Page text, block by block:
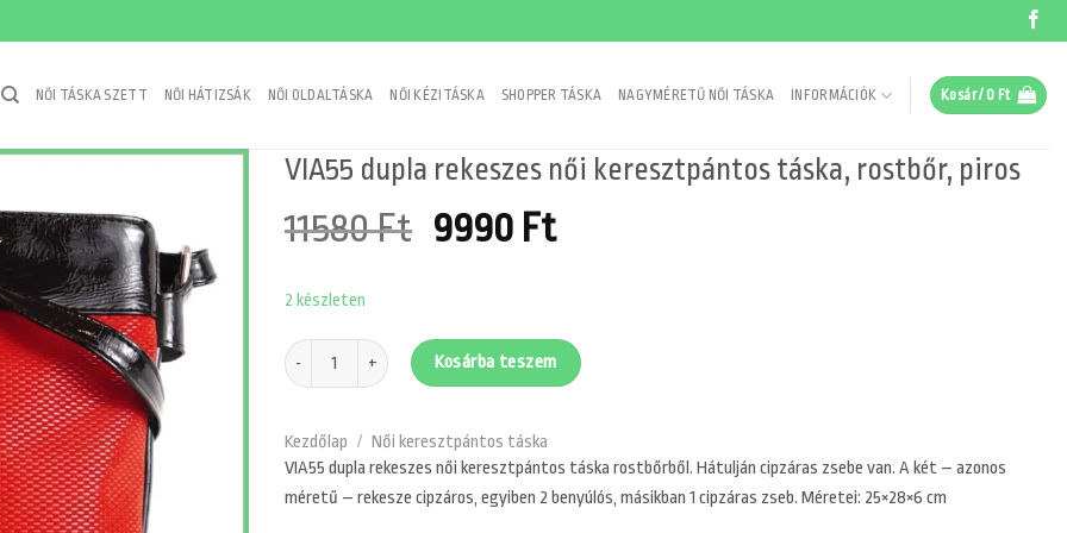
NŐI TÁSKA SZETT NŐI HÁTIZSÁK NŐI OLDALTÁSKA NŐI KÉZITÁSKA SHOPPER TÁSKA NAGYMÉRETŰ NŐI TÁSKA INFORMÁCIÓK Kosár / 0 Ft
VIA55 dupla rekeszes női keresztpántos táska, rostbőr, piros
11580Ft Original
11580 Ft.
9990 FtCurrent
9990 Ft.
2 készleten
VIA55 dupla rekeszes női keresztpántos táska, rostbőr, piros mennyiség
Kosárba teszem
Kezdőlap / Női keresztpántos táska
VIA55 dupla rekeszes női keresztpántos táska rostbőrből. Hátulján cipzáras zsebe van. A két – azonos
méretű – rekesze cipzáros, egyiben 2 benyúlós, másikban 1 cipzáras zseb. Méretei: 25×28×6 cm